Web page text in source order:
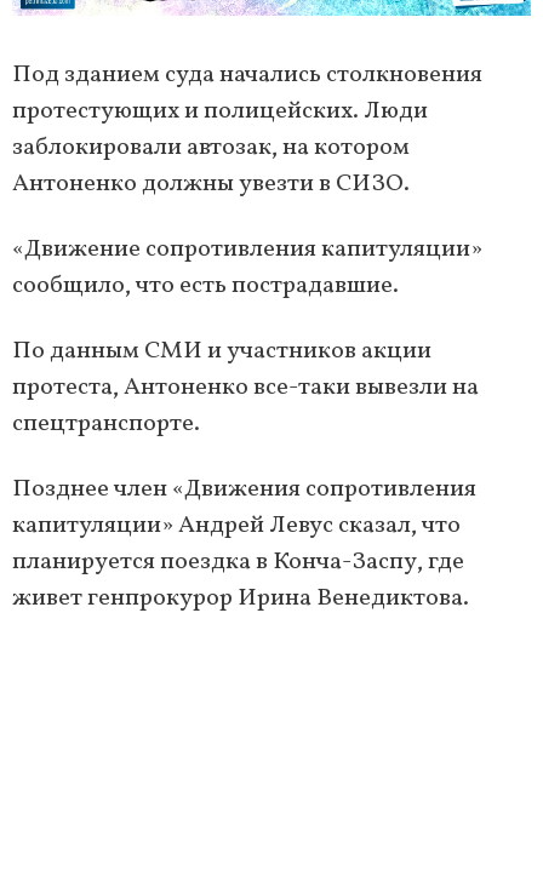
Под зданием суда начались столкновения
протестующих и полицейских. Люди
заблокировали автозак, на котором
Антоненко должны увезти в СИЗО.
«Движение сопротивления капитуляции»
сообщило, что есть пострадавшие.
По данным СМИ и участников акции
протеста, Антоненко все-таки вывезли на
спецтранспорте.
Позднее член «Движения сопротивления
капитуляции» Андрей Левус сказал, что
планируется поездка в Конча-Заспу, где
живет генпрокурор Ирина Венедиктова.